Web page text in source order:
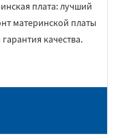
плата: лучший
материнской платы
качества.